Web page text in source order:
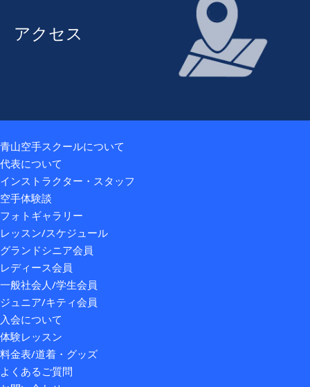
アクセス
青山空手スクールについて
代表について
インストラクター・スタッフ
空手体験談
フォトギャラリー
レッスン/スケジュール
グランドシニア会員
レディース会員
一般社会人/学生会員
ジュニア/キティ会員
入会について
体験レッスン
料金表/道着・グッズ
よくあるご質問